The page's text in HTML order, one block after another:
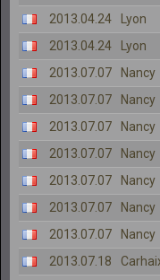
2013.04.24
Lyon
2013.04.24
Lyon
2013.07.07
Nancy
2013.07.07
Nancy
2013.07.07
Nancy
2013.07.07
Nancy
2013.07.07
Nancy
2013.07.07
Nancy
2013.07.07
Nancy
2013.07.18